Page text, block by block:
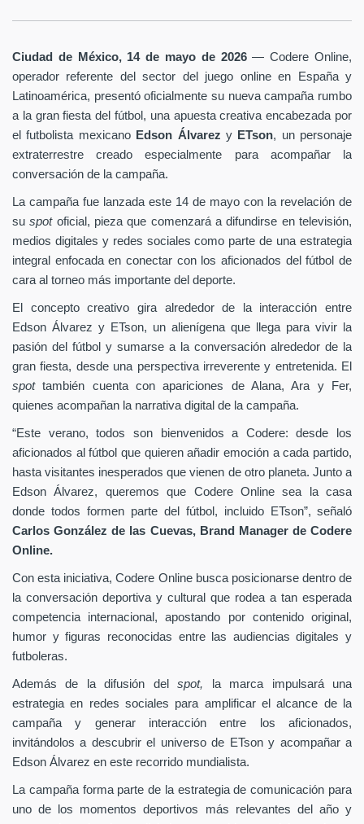
Ciudad de México, 14 de mayo de 2026— Codere Online,
operador referente del sector del juego online en España y
Latinoamérica, presentó oficialmente su nueva campaña rumbo
a la gran fiesta del fútbol, una apuesta creativa encabezada por
el futbolista mexicano Edson Álvarez yETson, un personaje
extraterrestre creado especialmente para acompañar la
conversación de la campaña.
La campaña fue lanzada este 14 de mayo con la revelación de
suspot oficial, pieza que comenzará a difundirse en televisión,
medios digitales y redes sociales como parte de una estrategia
integral enfocada en conectar con los aficionados del fútbol de
cara al torneo más importante del deporte.
El concepto creativo gira alrededor de la interacción entre
Edson Álvarez y ETson, un alienígena que llega para vivir la
pasión del fútbol y sumarse a la conversación alrededor de la
gran fiesta, desde una perspectiva irreverente y entretenida. El
spottambién cuenta con apariciones de Alana, Ara y Fer,
quienes acompañan la narrativa digital de la campaña.
“Este verano, todos son bienvenidos a Codere: desde los
aficionados al fútbol que quieren añadir emoción a cada partido,
hasta visitantes inesperados que vienen de otro planeta. Junto a
Edson Álvarez, queremos que Codere Online sea la casa
donde todos formen parte del fútbol, incluido ETson”, señaló
Carlos González de las Cuevas, Brand Manager de Codere
Online.
Con esta iniciativa, Codere Online busca posicionarse dentro de
la conversación deportiva y cultural que rodea a tan esperada
competencia internacional, apostando por contenido original,
humor y figuras reconocidas entre las audiencias digitales y
futboleras.
Además de la difusión delspot,
la marca impulsará una
estrategia en redes sociales para amplificar el alcance de la
campaña y generar interacción entre los aficionados,
invitándolos a descubrir el universo de ETson y acompañar a
Edson Álvarez en este recorrido mundialista.
La campaña forma parte de la estrategia de comunicación para
uno de los momentos deportivos más relevantes del año y